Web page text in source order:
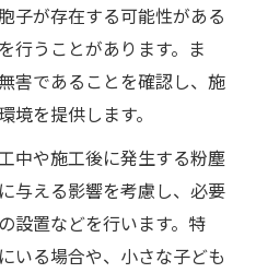
子が存在する可能性がある
行うことがあります。ま
害であることを確認し、施
境を提供します。
中や施工後に発生する粉塵
与える影響を考慮し、必要
設置などを行います。特
いる場合や、小さな子ども